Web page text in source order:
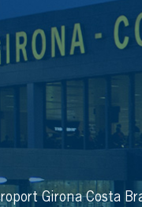
Girona Costa